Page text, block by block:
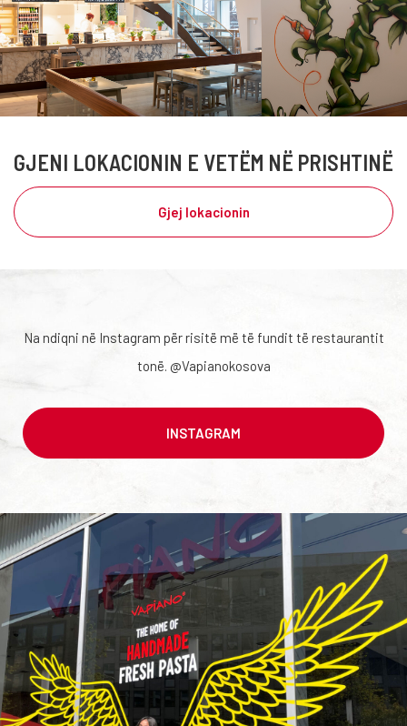
GJENI LOKACIONIN E VETËM NË PRISHTINË
Gjej lokacionin
Na ndiqni në Instagram për risitë më të fundit të restaurantit
tonë. @Vapianokosova
INSTAGRAM